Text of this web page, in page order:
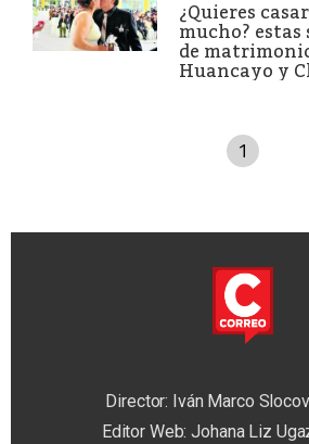
¿Quieres
mucho? estas
de
Huancayo y
1
Director: Iván Marco
Editor Web: Johana Liz